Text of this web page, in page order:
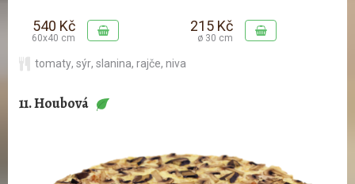
540 Kč
60x40 cm
215 Kč
ø 30 cm
tomaty, sýr, slanina, rajče, niva
11. Houbová